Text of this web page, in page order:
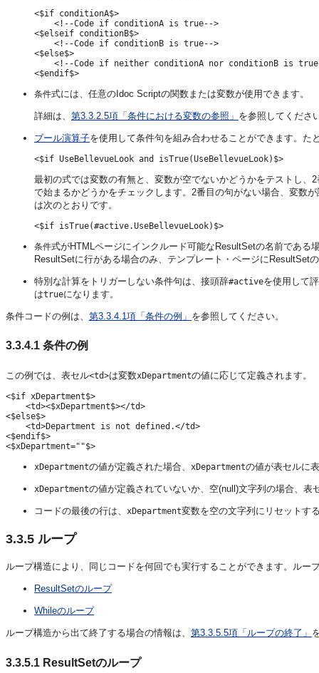
<$if conditionA$>
    <!--Code if conditionA is true-->
<$elseif conditionB$>
    <!--Code if conditionB is true-->
<$else$>
<!--Code if neither conditionA nor conditionB is
条件式には、任意のIdoc Scriptの関数または変数が使用できます。
詳細は、 第3.3.2.5項「条件における変数の参照」 を参照してくださ
ブール演算子を使用して条件句を組み合わせることができます。た
最初の式では変数の有無と、変数が空でないかどうかをテストし、
で始まるかどうかをチェックします。2番目の句がない場合、変数
は次のとおりです。
条件式がHTMLページにインクルード可能なResultSetの名前である
ResultSetに行がある場合のみ、テンプレート・ページにResultSet
特別な計算をトリガーしない条件句は、接頭辞#activeを使用して
はtrueになります。
条件コードの例は、 第3.3.4.1項「条件の例」 を参照してください。
3.3.4.1 条件の例
この例では、表セル<td>は変数xDepartmentの値に応じて定義されます。
<$if xDepartment$>
    <td><$xDepartment$></td>
<$else$>
    <td>Department is not defined.</td>
<$endif$>
xDepartmentの値が定義された場合、 xDepartmentの値が表セルに
xDepartmentの値が定義されていないか、空(null)文字列の場合、
コードの最後の行は、 xDepartment変数を空の文字列にリセットす
3.3.5 ループ
ループ構造により、同じコードを何回でも実行することができます。ル
ResultSetのループ
Whileのループ
ループ構造から出て終了する場合の情報は、 第3.3.5.5項「ループの終了」
3.3.5.1 ResultSetのループ